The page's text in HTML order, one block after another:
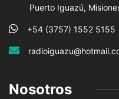
Puerto Iguazú,
+54 (3757) 1552 5155
Nosotros